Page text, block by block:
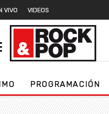
VIVO VIDEOS
PROGRAMACIÓN